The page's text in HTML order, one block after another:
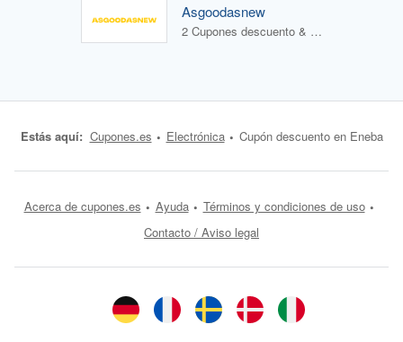
Asgoodasnew
2 Cupones descuento & 0 Ofertas
Estás aquí: Cupones.es Electrónica Cupón descuento en Eneba
Acerca de cupones.es Ayuda
Términos y condiciones de uso
Contacto / Aviso legal